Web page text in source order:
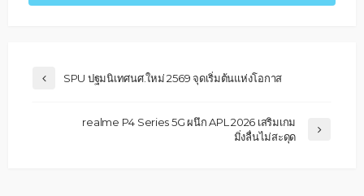
SPU ปฐมนิเทศนศ.ใหม่ 2569 จุดเริ่มต้นแห่งโอกาส
realme P4 Series 5G ผนึก APL 2026 เสริมเกม
มิ่งลื่นไม่สะดุด